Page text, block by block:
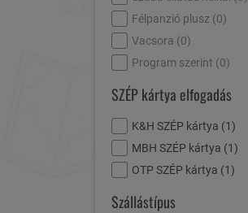
Félpanzió plusz (0)
Vacsora (0)
Program szerint (0)
SZÉP kártya elfogadás
K&H SZÉP kártya (1)
MBH SZÉP kártya (1)
OTP SZÉP kártya (1)
Szállástípus